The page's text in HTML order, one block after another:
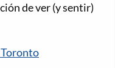
de ver (y sentir)